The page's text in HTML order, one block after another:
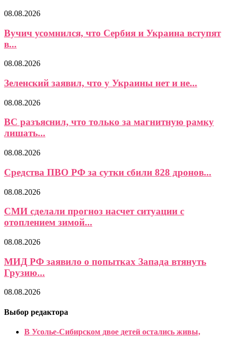
08.08.2026
Вучич усомнился, что Сербия и Украина вступят
в...
08.08.2026
Зеленский заявил, что у Украины нет и не...
08.08.2026
ВС разъяснил, что только за магнитную рамку
лишать...
08.08.2026
Средства ПВО РФ за сутки сбили 828 дронов...
08.08.2026
СМИ сделали прогноз насчет ситуации с
отоплением зимой...
08.08.2026
МИД РФ заявило о попытках Запада втянуть
Грузию...
08.08.2026
Выбор редактора
В Усолье-Сибирском двое детей остались живы,